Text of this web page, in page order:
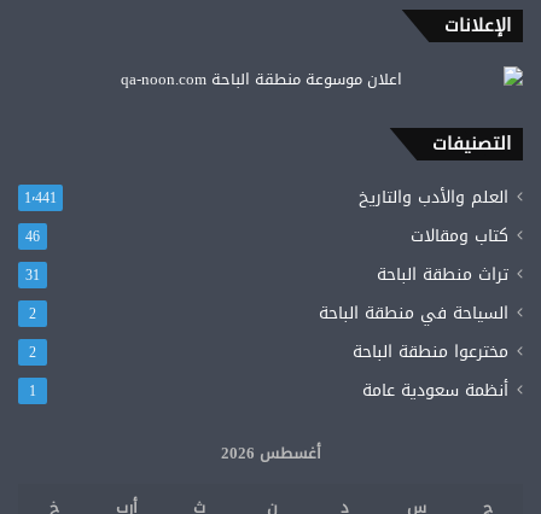
و”فخ
المرأة”،
و”قصص
من
قلب
و”الهدف
الأخير”
الإعلانات
التصنيفات
العلم والأدب والتاريخ 1٬441
كتاب ومقالات 46
تراث منطقة الباحة 31
السياحة في منطقة الباحة 2
مخترعوا منطقة الباحة 2
أنظمة سعودية عامة 1
أغسطس 2026
ج
س د ن ث أرب
خ